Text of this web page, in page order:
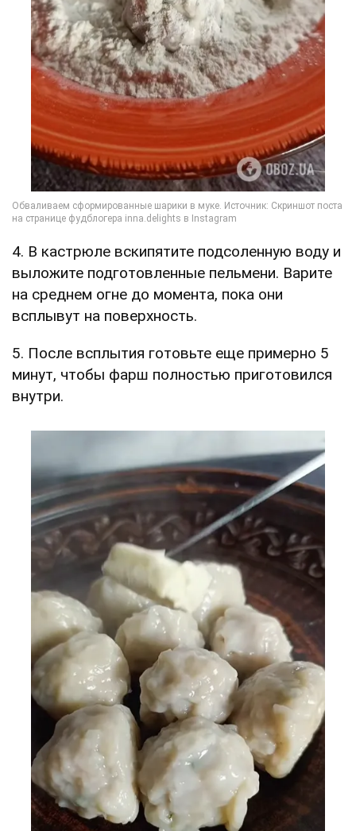
4. В кастрюле вскипятите подсоленную воду и
выложите подготовленные пельмени. Варите
на среднем огне до момента, пока они
всплывут на поверхность.
5. После всплытия готовьте еще примерно 5
минут, чтобы фарш полностью приготовился
внутри.